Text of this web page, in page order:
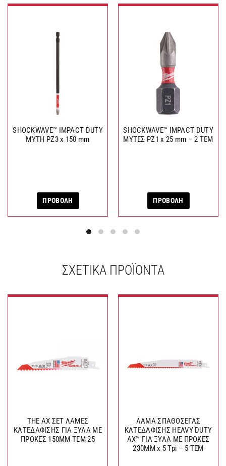
SHOCKWAVE™ IMPACT DUTY
ΜΥΤΗ PZ3 x 150 mm
ΠΡΟΒΟΛΗ
SHOCKWAVE™ IMPACT DUTY
ΜΥΤΕΣ PZ1 x 25 mm – 2 ΤΕΜ
ΠΡΟΒΟΛΗ
ΣΧΕΤΙΚΆ ΠΡΟΪΌΝΤΑ
THE AX ΣΕΤ ΛΑΜΕΣ
ΚΑΤΕΔΑΦΙΣΗΣ ΓΙΑ ΞΥΛΑ ΜΕ
ΠΡΟΚΕΣ 150MM ΤΕΜ 25
ΛΑΜΑ ΣΠΑΘΟΣΕΓΑΣ
ΚΑΤΕΔΑΦΙΣΗΣ HEAVY DUTY
AX™ ΓΙΑ ΞΥΛΑ ΜΕ ΠΡΟΚΕΣ
230MM x 5 Tpi – 5 TEM